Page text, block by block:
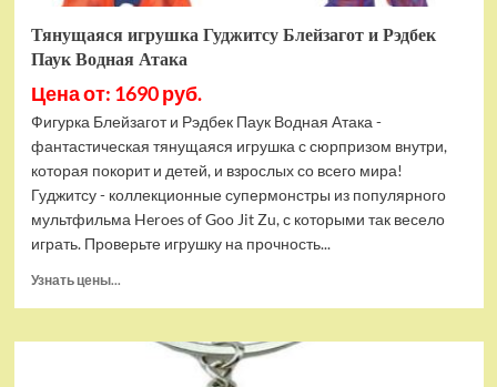
Тянущаяся игрушка Гуджитсу Блейзагот и Рэдбек
Паук Водная Атака
Цена от: 1690 руб.
Фигурка Блейзагот и Рэдбек Паук Водная Атака -
фантастическая тянущаяся игрушка с сюрпризом внутри,
которая покорит и детей, и взрослых со всего мира!
Гуджитсу - коллекционные супермонстры из популярного
мультфильма Heroes of Goo Jit Zu, с которыми так весело
играть. Проверьте игрушку на прочность...
Узнать цены...
Тянущаяся